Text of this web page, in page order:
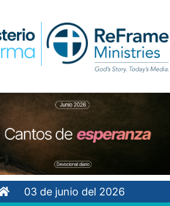
03 de junio del 2026